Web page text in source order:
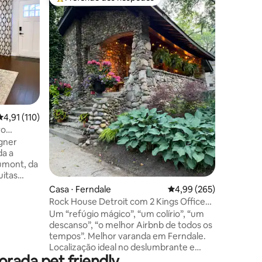
de uma avaliação média de 5, 110 avaliações
4,91 (110)
a
da
estar
Entre os melhores preferidos dos hóspedes
Casa ⋅ Ferndale 4,99 de uma avaliação
4,99 (265)
Rock House Detroit com 2 Kings Office
Designer HGTV
Um “refúgio mágico”, “um colírio”, “um
descanso”, “o melhor Airbnb de todos os
tempos”. Melhor varanda em Ferndale.
Localização ideal no deslumbrante e
histórico Noroeste de Ferndale, com